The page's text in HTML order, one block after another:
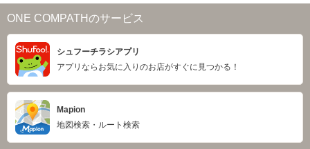
ONE COMPATHのサービス
シュフーチラシアプリ
アプリならお気に入りのお店がすぐに見つかる！
Mapion
地図検索・ルート検索